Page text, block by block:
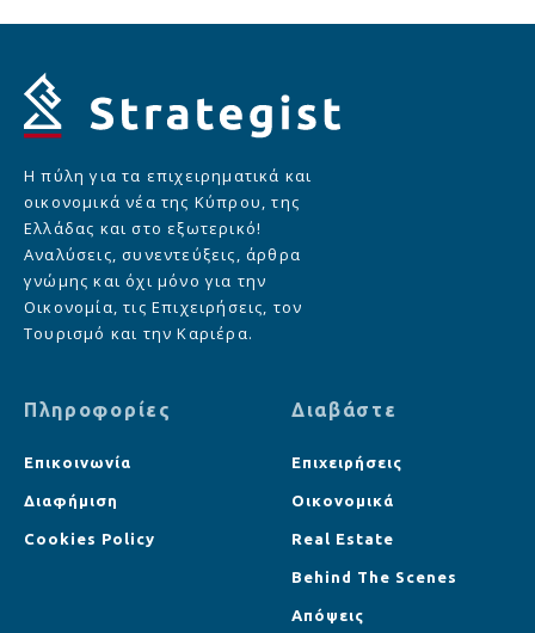
Η πύλη για τα επιχειρηματικά και
οικονομικά νέα της Κύπρου, της
Ελλάδας και στο εξωτερικό!
Αναλύσεις, συνεντεύξεις, άρθρα
γνώμης και όχι μόνο για την
Οικονομία, τις Επιχειρήσεις, τον
Τουρισμό και την Καριέρα.
Πληροφορίες
Επικοινωνία
Διαφήμιση
Cookies Policy
Διαβάστε
Επιχειρήσεις
Οικονομικά
Real Estate
Behind The Scenes
Απόψεις